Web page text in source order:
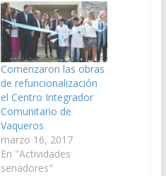
Comenzaron las obras
de refuncionalización
el Centro Integrador
Comunitario de
Vaqueros
marzo 16, 2017
En "Actividades
senadores"